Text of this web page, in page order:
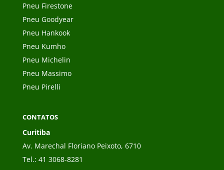
Pneu Firestone
Pneu Goodyear
Pneu Hankook
Pneu Kumho
Pneu Michelin
Pneu Massimo
Pneu Pirelli
CONTATOS
Curitiba
Av. Marechal Floriano Peixoto, 6710
Tel.: 41 3068-8281